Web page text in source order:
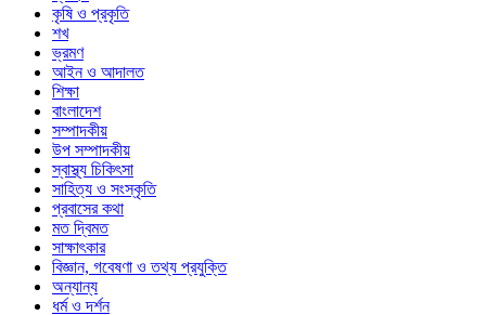
কৃষি ও প্রকৃতি
শখ
ভ্রমণ
আইন ও আদালত
শিক্ষা
বাংলাদেশ
সম্পাদকীয়
উপ সম্পাদকীয়
স্বাস্থ্য চিকিৎসা
সাহিত্য ও সংস্কৃতি
প্রবাসের কথা
মত দ্বিমত
সাক্ষাৎকার
বিজ্ঞান, গবেষণা ও তথ্য প্রযুক্তি
অন্যান্য
ধর্ম ও দর্শন